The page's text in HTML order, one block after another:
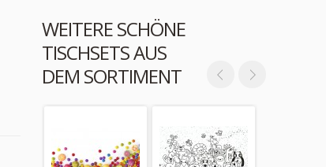
WEITERE SCHÖNE
TISCHSETS AUS
DEM SORTIMENT